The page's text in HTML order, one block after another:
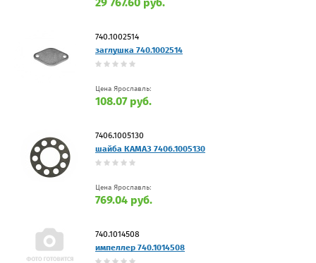
29 767.60 руб.
740.1002514
заглушка 740.1002514
Цена Ярославль:
108.07 руб.
7406.1005130
шайба КАМАЗ 7406.1005130
Цена Ярославль:
769.04 руб.
740.1014508
импеллер 740.1014508